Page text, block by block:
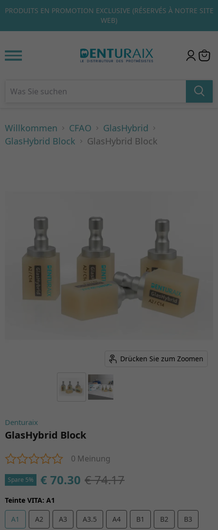
CLIQUEZ ICI POUR DÉCOUVRIR NOS ÉCHANTILLONS DE
BIENVENUE RÉSERVÉS À NOS NOUVEAUX CLIENTS.
1 2 3
Willkommen CFAO
GlasHybrid
GlasHybrid Block
GlasHybrid Block
Drücken Sie zum Zoomen
Denturaix
GlasHybrid Block
0 Meinung
Spare 5% € 70.30 € 74.17
Teinte VITA: A1
A1 A2 A3 A3.5 A4 B1 B2 B3